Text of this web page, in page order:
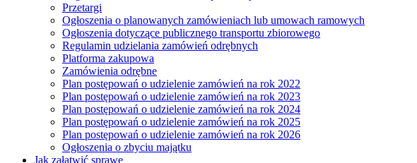
Przetargi
Ogłoszenia o planowanych zamówieniach lub umowach ramowych
Ogłoszenia dotyczące publicznego transportu zbiorowego
Regulamin udzielania zamówień odrębnych
Platforma zakupowa
Zamówienia odrębne
Plan postępowań o udzielenie zamówień na rok 2022
Plan postępowań o udzielenie zamówień na rok 2023
Plan postępowań o udzielenie zamówień na rok 2024
Plan postępowań o udzielenie zamówień na rok 2025
Plan postępowań o udzielenie zamówień na rok 2026
Ogłoszenia o zbyciu majątku
Jak załatwić sprawę